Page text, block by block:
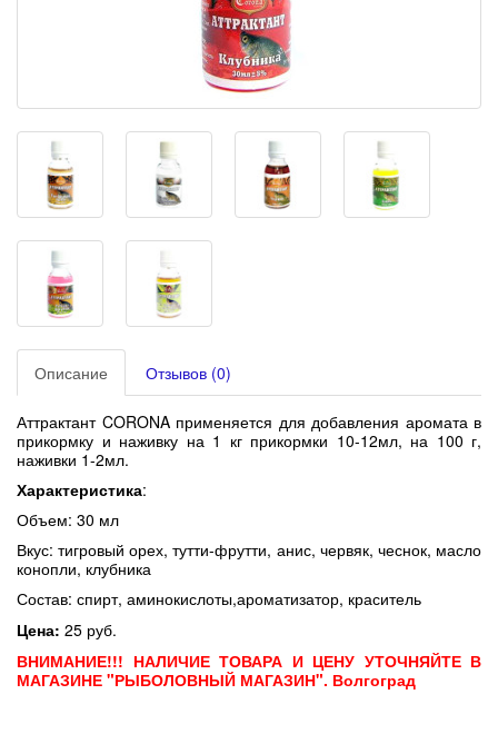
Описание Отзывов (0)
Аттрактант CORONA применяется для добавления аромата в
прикормку и наживку на 1 кг прикормки 10-12мл, на 100 г,
наживки 1-2мл.
Характеристика:
Объем: 30 мл
Вкус: тигровый орех, тутти-фрутти, анис, червяк, чеснок, масло
конопли, клубника
Состав: спирт, аминокислоты,ароматизатор, краситель
Цена: 25 руб.
ВНИМАНИЕ!!! НАЛИЧИЕ ТОВАРА И ЦЕНУ УТОЧНЯЙТЕ В
МАГАЗИНЕ "РЫБОЛОВНЫЙ МАГАЗИН". Волгоград